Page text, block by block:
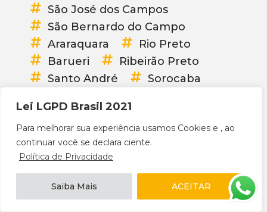
Lei LGPD Brasil 2021
Para melhorar sua experiência usamos Cookies e , ao
continuar você se declara ciente.
Política de Privacidade
Saiba Mais ACEITAR
São José dos Campos
São Bernardo do Campo
Araraquara
Rio Preto
Barueri
Ribeirão Preto
Santo André
Sorocaba
Diadema
Carapicuíba
Bauru
Itaquaquecetuba
Franca
Praia Grande
Guarujá
Suzano
Taboão da Serra
Embu das Artes
Cotia